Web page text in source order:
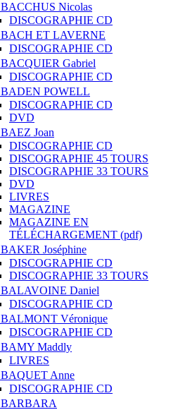
BACCHUS Nicolas
DISCOGRAPHIE CD
BACH ET LAVERNE
DISCOGRAPHIE CD
BACQUIER Gabriel
DISCOGRAPHIE CD
BADEN POWELL
DISCOGRAPHIE CD
DVD
BAEZ Joan
DISCOGRAPHIE CD
DISCOGRAPHIE 45 TOURS
DISCOGRAPHIE 33 TOURS
DVD
LIVRES
MAGAZINE
MAGAZINE EN
TÉLÉCHARGEMENT (pdf)
BAKER Joséphine
DISCOGRAPHIE CD
DISCOGRAPHIE 33 TOURS
BALAVOINE Daniel
DISCOGRAPHIE CD
BALMONT Véronique
DISCOGRAPHIE CD
BAMY Maddly
LIVRES
BAQUET Anne
DISCOGRAPHIE CD
BARBARA